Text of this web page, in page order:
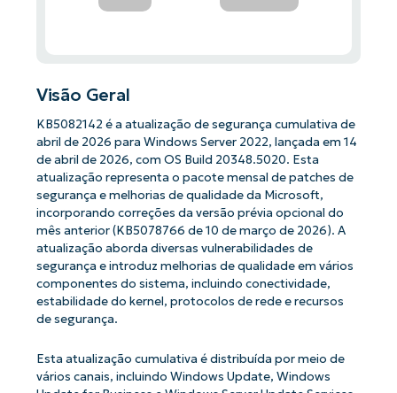
Visão Geral
KB5082142 é a atualização de segurança cumulativa de
abril de 2026 para Windows Server 2022, lançada em 14
de abril de 2026, com OS Build 20348.5020. Esta
atualização representa o pacote mensal de patches de
segurança e melhorias de qualidade da Microsoft,
incorporando correções da versão prévia opcional do
mês anterior (KB5078766 de 10 de março de 2026). A
atualização aborda diversas vulnerabilidades de
segurança e introduz melhorias de qualidade em vários
componentes do sistema, incluindo conectividade,
estabilidade do kernel, protocolos de rede e recursos
de segurança.
Esta atualização cumulativa é distribuída por meio de
vários canais, incluindo Windows Update, Windows